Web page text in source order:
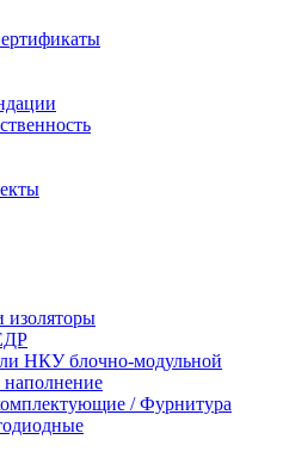
НКУ блочно-модульной
/ Фурнитура